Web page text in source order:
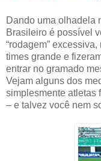
Dando uma olhadela
Brasileiro é possível
“rodagem”
times grande e
entrar no gramado
Vejam alguns dos
simplesmente atletas
– e talvez você nem